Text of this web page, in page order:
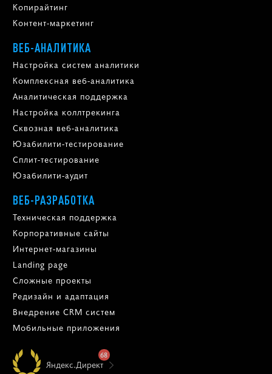
Копирайтинг
Контент-маркетинг
ВЕБ-АНАЛИТИКА
Настройка систем аналитики
Комплексная веб-аналитика
Аналитическая поддержка
Настройка коллтрекинга
Сквозная веб-аналитика
Юзабилити-тестирование
Сплит-тестирование
Юзабилити-аудит
ВЕБ-РАЗРАБОТКА
Техническая поддержка
Корпоративные сайты
Интернет-магазины
Landing page
Сложные проекты
Редизайн и адаптация
Внедрение CRM систем
Мобильные приложения
Яндекс.Директ
68